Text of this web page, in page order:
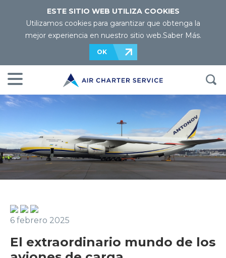
ESTE SITIO WEB UTILIZA COOKIES
Utilizamos cookies para garantizar que obtenga la
mejor experiencia en nuestro sitio web.Saber Más.
OK
6 febrero 2025
El extraordinario mundo de los